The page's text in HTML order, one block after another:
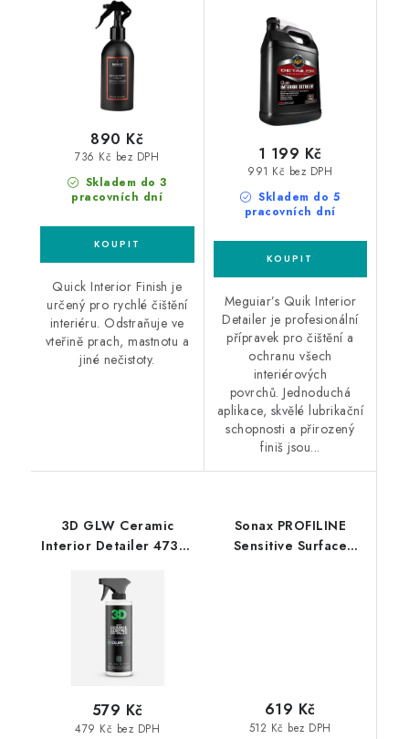
Skladem do 3
pracovních dní
736 Kč bez DPH
890 Kč
Quick Interior Finish je
určený pro rychlé čištění
interiéru. Odstraňuje ve
vteřině prach, mastnotu a
jiné nečistoty.
interiéru
Skladem do 5
pracovních dní
991 Kč bez DPH
1 199 Kč
Meguiar’s Quik Interior
Detailer je profesionální
přípravek pro čištění a
ochranu všech
interiérových
povrchů. Jednoduchá
aplikace, skvělé lubrikační
schopnosti a přirozený
finiš jsou...
3D GLW Ceramic
Interior Detailer 473ml
479 Kč bez DPH
579 Kč
Sonax PROFILINE
Sensitive Surface
512 Kč bez DPH
619 Kč